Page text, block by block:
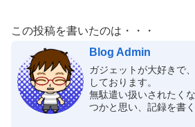
この投稿を書いたのは・・・
Blog Admin
ガジェットが大好きで
しております。
無駄遣い扱いされたく
つかと思い、記録を書